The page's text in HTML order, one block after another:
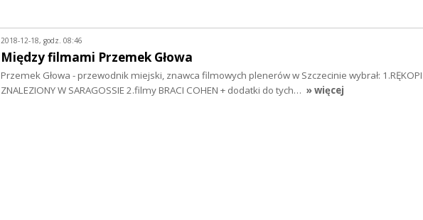
2018-12-18, godz. 08:46
Między filmami Przemek Głowa
Przemek Głowa - przewodnik miejski, znawca filmowych plenerów w Szczecinie wybrał:
ZNALEZIONY W SARAGOSSIE 2.filmy BRACI COHEN + dodatki do tych… » więcej